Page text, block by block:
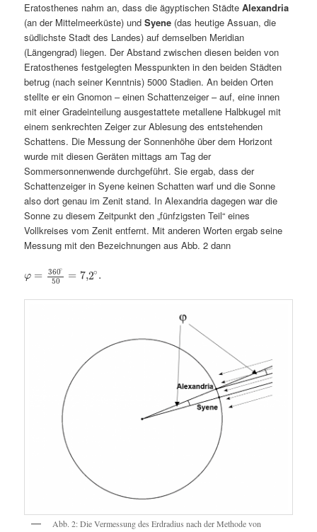
Eratosthenes nahm an, dass die ägyptischen StädteAlexandria
(an der Mittelmeerküste) undSyene (das heutige Assuan, die
südlichste Stadt des Landes) auf demselben Meridian
(Längengrad) liegen. Der Abstand zwischen diesen beiden von
Eratosthenes festgelegten Messpunkten in den beiden Städten
betrug (nach seiner Kenntnis) 5000 Stadien. An beiden Orten
stellte er ein Gnomon – einen Schattenzeiger – auf, eine innen
mit einer Gradeinteilung ausgestattete metallene Halbkugel mit
einem senkrechten Zeiger zur Ablesung des entstehenden
Schattens. Die Messung der Sonnenhöhe über dem Horizont
wurde mit diesen Geräten mittags am Tag der
Sommersonnenwende durchgeführt. Sie ergab, dass der
Schattenzeiger in Syene keinen Schatten warf und die Sonne
also dort genau im Zenit stand. In Alexandria dagegen war die
Sonne zu diesem Zeitpunkt den „fünfzigsten Teil“ eines
Vollkreises vom Zenit entfernt. Mit anderen Worten ergab seine
Messung mit den Bezeichnungen aus Abb. 2 dann
φ = 360∘
50 = 7,2∘ .
Abb. 2: Die Vermessung des Erdradius nach der Methode von